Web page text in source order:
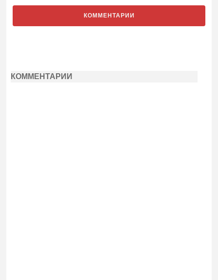
КОММЕНТАРИИ
КОММЕНТАРИИ